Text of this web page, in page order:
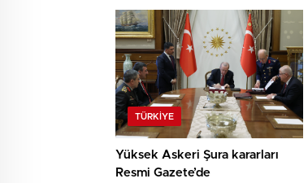
TÜRKIYE
Yüksek Askeri Şura kararları
Resmi Gazete’de